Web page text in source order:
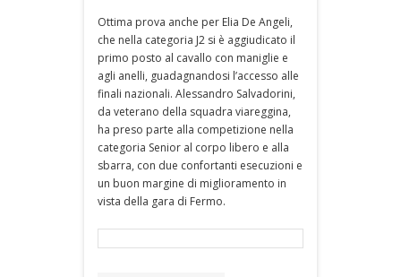
Ottima prova anche per Elia De Angeli,
che nella categoria J2 si è aggiudicato il
primo posto al cavallo con maniglie e
agli anelli, guadagnandosi l’accesso alle
finali nazionali. Alessandro Salvadorini,
da veterano della squadra viareggina,
ha preso parte alla competizione nella
categoria Senior al corpo libero e alla
sbarra, con due confortanti esecuzioni e
un buon margine di miglioramento in
vista della gara di Fermo.